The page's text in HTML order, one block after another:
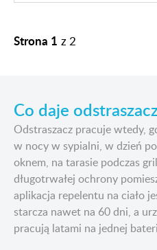
Strona 1 z2
Co daje
Odstraszacz pracuje wtedy,
w nocy w sypialni, w dzień
oknem, na tarasie podczas
długotrwałej ochrony
aplikacja repelentu na ciało
starcza nawet na 60 dni, a
pracują latami na jednej